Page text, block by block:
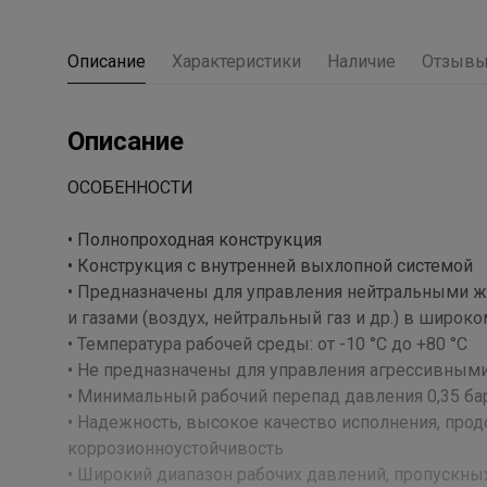
Описание Характеристики Наличие Отзывы
Описание
ОСОБЕННОСТИ
• Полнопроходная конструкция
• Конструкция с внутренней выхлопной системой
• Предназначены для управления нейтральными
и газами (воздух, нейтральный газ и др.) в
• Температура рабочей среды: от -10 °C до +80 °C
• Не предназначены для управления
• Минимальный рабочий перепад давления 0,35 бар
• Надежность, высокое качество исполнения,
коррозионноустойчивость
• Широкий диапазон рабочих давлений,